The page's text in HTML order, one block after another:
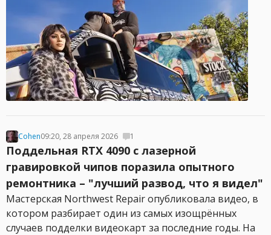
Cohen09:20, 28 апреля 2026 1
Поддельная RTX 4090 с лазерной
гравировкой чипов поразила опытного
ремонтника – "лучший развод, что я видел"
Мастерская Northwest Repair опубликовала видео, в
котором разбирает один из самых изощрённых
случаев подделки видеокарт за последние годы. На